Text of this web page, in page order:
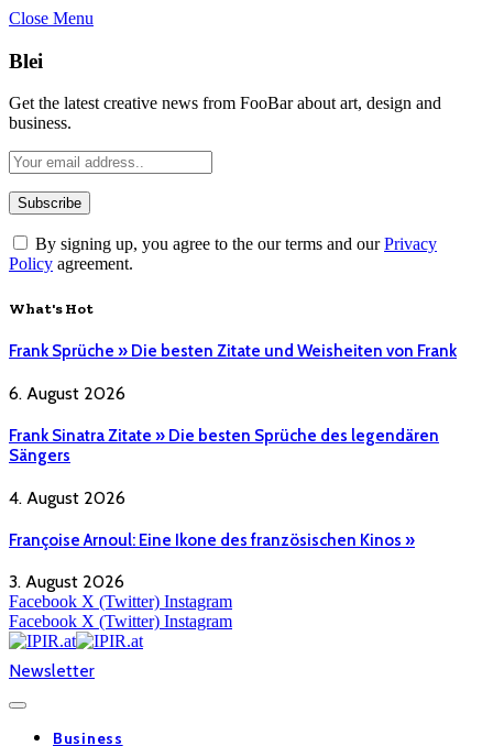
Close Menu
Blei
Get the latest creative news from FooBar about art, design and
business.
By signing up, you agree to the our terms and ourPrivacy
Policy agreement.
What's Hot
Frank Sprüche » Die besten Zitate und Weisheiten von Frank
6. August 2026
Frank Sinatra Zitate » Die besten Sprüche des legendären
Sängers
4. August 2026
Françoise Arnoul: Eine Ikone des französischen Kinos »
3. August 2026
Facebook X (Twitter) Instagram
Facebook X (Twitter) Instagram
Newsletter
Business